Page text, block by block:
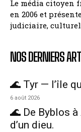
Le média citoyen
en 2006 et
judiciaire,
NOS DERNIERS
🌊 Tyr — l’île
6 août 2026
🌊 De Byblos
d’un dieu.